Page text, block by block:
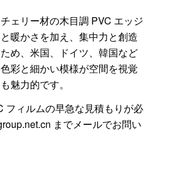
ェリー材の木目調 PVC エッジ
暖かさを加え、集中力と創造
め、米国、ドイツ、韓国など
彩と細かい模様が空間を視覚
魅力的です。
フィルムの早急な見積もりが必
までメールでお問い